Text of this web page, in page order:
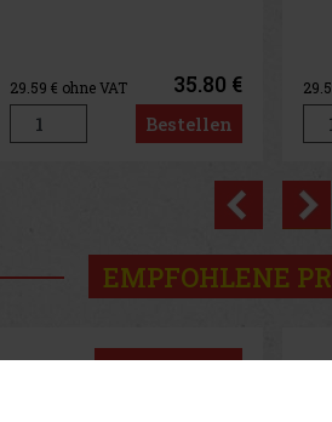
29.59€ ohne VAT 35.80 €
Bestellen
Previous
EMPFOHLENE
Rabatt: 50%